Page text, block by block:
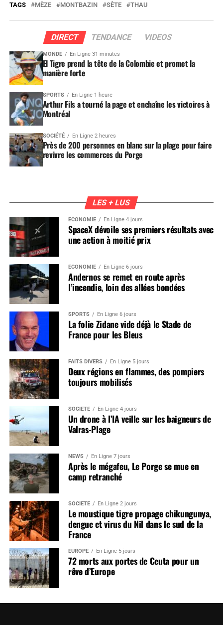
TAGS MÈZE MONTBAZIN SÈTE THAU
DIRECT TENDANCE VIDEOS
MONDE En Ligne 31 minutes
El Tigre prend la tête de la Colombie et promet la
manière forte
SPORTS En Ligne 1 heure
Arthur Fils a tourné la page et enchaîne les victoires à
Montréal
SOCIÉTÉ En Ligne 2 heures
Près de 200 personnes en blanc sur la plage pour faire
revivre les commerces du Porge
LES + LUS
ÉCONOMIE En Ligne 4 jours
SpaceX dévoile ses premiers résultats avec
une action à moitié prix
ÉCONOMIE En Ligne 6 jours
Andernos se remet en route après
l’incendie, loin des allées bondées
SPORTS En Ligne 6 jours
La folie Zidane vide déjà le Stade de
France pour les Bleus
FAITS DIVERS En Ligne 5 jours
Deux régions en flammes, des pompiers
toujours mobilisés
SOCIÉTÉ En Ligne 4 jours
Un drone à l’IA veille sur les baigneurs de
Valras-Plage
NEWS En Ligne 7 jours
Après le mégafeu, Le Porge se mue en
camp retranché
SOCIÉTÉ En Ligne 2 jours
Le moustique tigre propage chikungunya,
dengue et virus du Nil dans le sud de la
France
EUROPE En Ligne 5 jours
72 morts aux portes de Ceuta pour un
rêve d’Europe